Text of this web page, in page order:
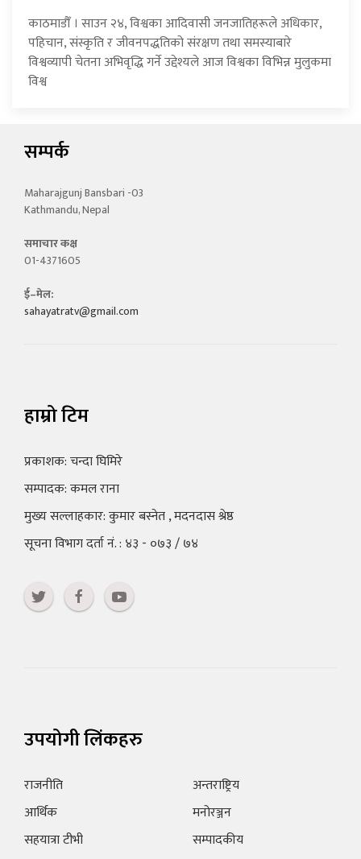
काठमाडौँ । साउन २४, विश्वका आदिवासी जनजातिहरूले अधिकार,
पहिचान, संस्कृति र जीवनपद्धतिको संरक्षण तथा समस्याबारे
विश्वव्यापी चेतना अभिवृद्धि गर्ने उद्देश्यले आज विश्वका विभिन्न मुलुकमा
विश्व
सम्पर्क
Maharajgunj Bansbari -03
Kathmandu, Nepal
समाचार कक्ष
01-4371605
ई–मेल:
sahayatratv@gmail.com
हाम्रो टिम
प्रकाशक: चन्दा घिमिरे
सम्पादक: कमल राना
मुख्य सल्लाहकार: कुमार बस्नेत , मदनदास श्रेष्ठ
सूचना विभाग दर्ता नं. : ४३ - ०७३ / ७४
उपयोगी लिंकहरु
राजनीति
आर्थिक
सहयात्रा टीभी
अन्तराष्ट्रिय
मनोरञ्जन
सम्पादकीय